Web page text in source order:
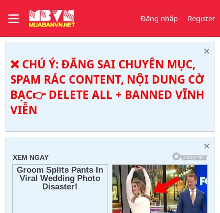
Đăng nhập Register
❌ CHÚ Ý: ĐĂNG SAI CHUYÊN MỤC,
SPAM RÁC CONTENT, NỘI DUNG CỜ
BẠC👉 DELETE ALL + BANNED VĨNH
VIỄN